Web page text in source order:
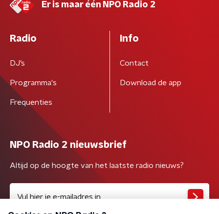
Er is maar één NPO Radio 2
Radio
DJ’s
Programma's
Frequenties
Info
Contact
Download de app
NPO Radio 2 nieuwsbrief
Altijd op de hoogte van het laatste radio nieuws?